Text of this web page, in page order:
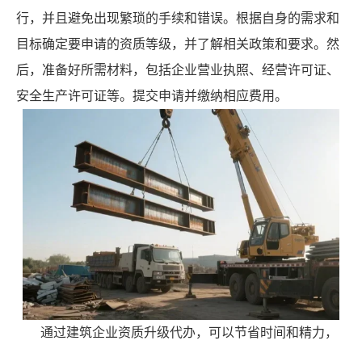
行，并且避免出现繁琐的手续和错误。根据自身的需求和
目标确定要申请的资质等级，并了解相关政策和要求。然
后，准备好所需材料，包括企业营业执照、经营许可证、
安全生产许可证等。提交申请并缴纳相应费用。
通过建筑企业资质升级代办，可以节省时间和精力，